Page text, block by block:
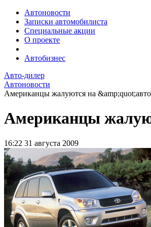
Автоновости
Записки автомобилиста
Специальные акции
О проекте
Автобизнес
Авто-дилер
Автоновости
Американцы жалуются на
Американцы
16:22 31 августа 2009